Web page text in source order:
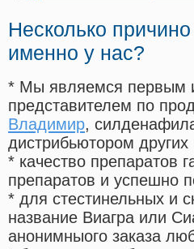
Несколько
именно у нас?
* Мы являемся первым
представителем по
Владимир,
дистрибьютором
* качество препаратов
препаратов и успешно
* для стестинельных и
название Виагра или
анонимныого заказа